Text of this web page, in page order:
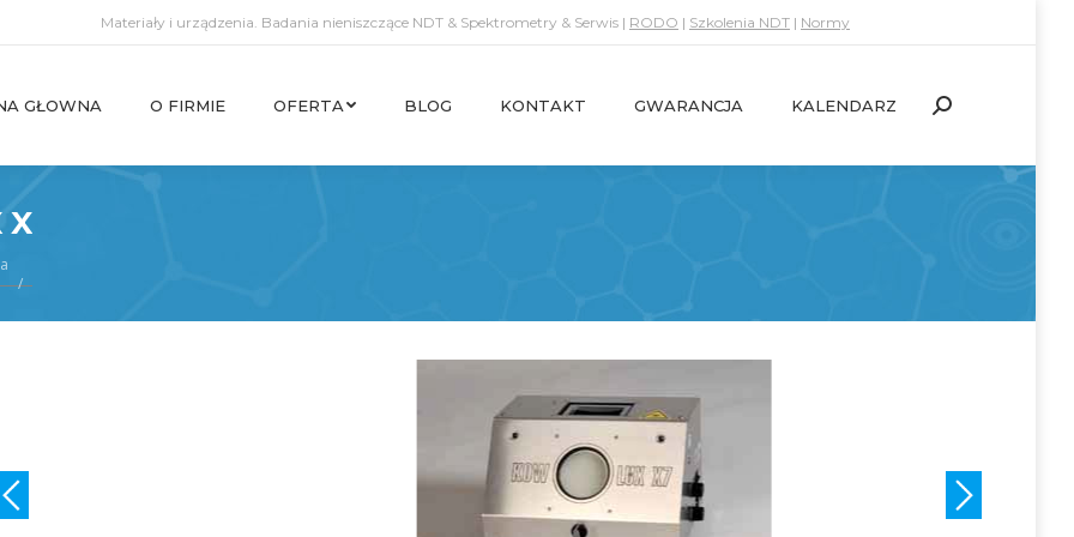
Materiały i urządzenia. Badania nieniszczące NDT & Spektrometry & Serwis | RODO | Szkolenia NDT | Normy
GŁOWNA O FIRMIE OFERTA BLOG KONTAKT GWARANCJA KALENDARZ Search:
X